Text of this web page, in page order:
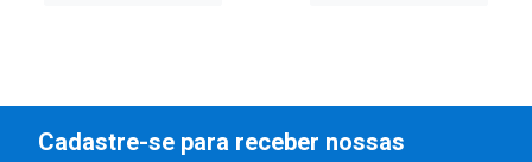
Cadastre-se para receber nossas